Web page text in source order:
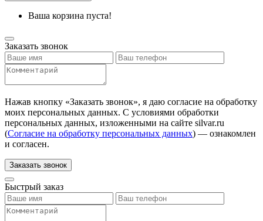
Ваша корзина пуста!
Заказать звонок
Нажав кнопку «Заказать звонок», я даю согласие на обработку
моих персональных данных. С условиями обработки
персональных данных, изложенными на сайте silvar.ru
(Согласие на обработку персональных данных) — ознакомлен
и согласен.
Заказать звонок
Быстрый заказ